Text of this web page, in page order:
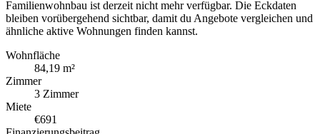
Familienwohnbau ist derzeit nicht mehr verfügbar. Die Eckdaten
bleiben vorübergehend sichtbar, damit du Angebote vergleichen und
ähnliche aktive Wohnungen finden kannst.
Wohnfläche
84,19 m²
Zimmer
3 Zimmer
Miete
€691